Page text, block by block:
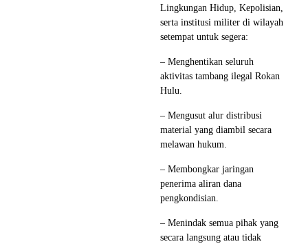
Lingkungan Hidup, Kepolisian,
serta institusi militer di wilayah
setempat untuk segera:
– Menghentikan seluruh
aktivitas tambang ilegal Rokan
Hulu.
– Mengusut alur distribusi
material yang diambil secara
melawan hukum.
– Membongkar jaringan
penerima aliran dana
pengkondisian.
– Menindak semua pihak yang
secara langsung atau tidak